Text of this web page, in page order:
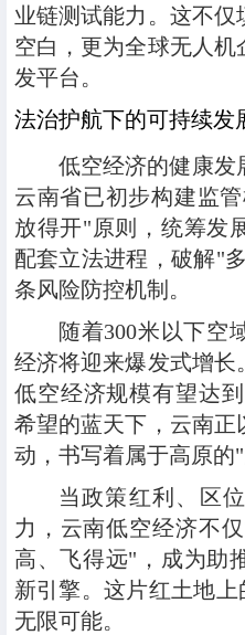
业链测试能力。这不
空白，更为全球无人
发平台。
法治护航下的可持续发
低空经济的健康发
云南省已初步构建监
放得开"原则，统筹发
配套立法进程，破解"
条风险防控机制。
随着300米以下空
经济将迎来爆发式增长
低空经济规模有望达
希望的蓝天下，云南
动，书写着属于高原的"
当政策红利、区
力，云南低空经济不
高、飞得远"，成为助
新引擎。这片红土地
无限可能。